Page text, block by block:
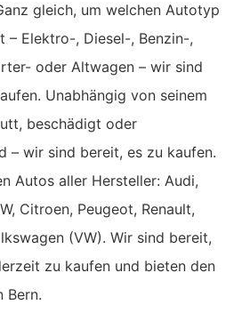
gleich, um welchen Autotyp
– Elektro-, Diesel-, Benzin-,
oder Altwagen – wir sind
Unabhängig von seinem
beschädigt oder
– wir sind bereit, es zu kaufen.
Autos aller Hersteller: Audi,
Citroen, Peugeot, Renault,
(VW). Wir sind bereit,
zu kaufen und bieten den
Bern.